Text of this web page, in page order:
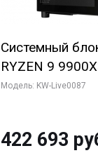
Системный
RYZEN 9
ОЗУ/ ASUS
Модель: KW-Live0087
422 693